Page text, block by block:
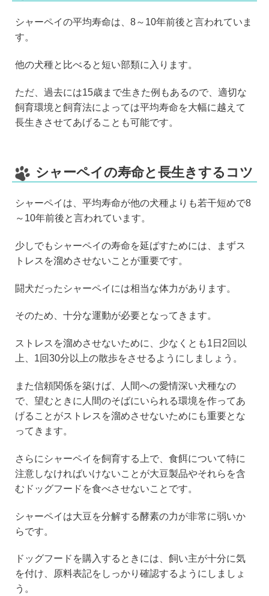
シャーペイの平均寿命は、8～10年前後と言われていま
す。
他の犬種と比べると短い部類に入ります。
ただ、過去には15歳まで生きた例もあるので、適切な
飼育環境と飼育法によっては平均寿命を大幅に越えて
長生きさせてあげることも可能です。
シャーペイの寿命と長生きするコツ
シャーペイは、平均寿命が他の犬種よりも若干短めで8
～10年前後と言われています。
少しでもシャーペイの寿命を延ばすためには、まずス
トレスを溜めさせないことが重要です。
闘犬だったシャーペイには相当な体力があります。
そのため、十分な運動が必要となってきます。
ストレスを溜めさせないために、少なくとも1日2回以
上、1回30分以上の散歩をさせるようにしましょう。
また信頼関係を築けば、人間への愛情深い犬種なの
で、望むときに人間のそばにいられる環境を作ってあ
げることがストレスを溜めさせないためにも重要とな
ってきます。
さらにシャーペイを飼育する上で、食餌について特に
注意しなければいけないことが大豆製品やそれらを含
むドッグフードを食べさせないことです。
シャーペイは大豆を分解する酵素の力が非常に弱いか
らです。
ドッグフードを購入するときには、飼い主が十分に気
を付け、原料表記をしっかり確認するようにしましょ
う。